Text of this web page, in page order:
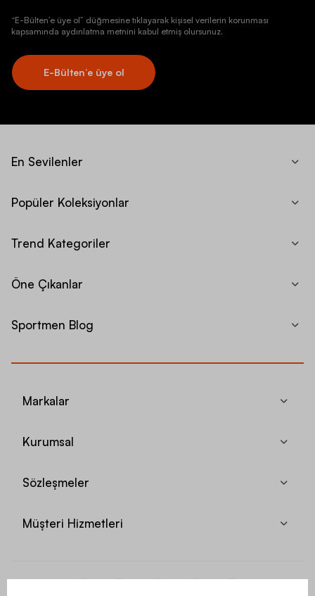
“E-Bülten’e üye ol” düğmesine tıklayarak kişisel verilerin korunması
kapsamında aydınlatma metnini kabul etmiş olursunuz.
E-Bülten’e üye ol
En Sevilenler
Popüler Koleksiyonlar
Trend Kategoriler
Öne Çıkanlar
Sportmen Blog
Markalar
Kurumsal
Sözleşmeler
Müşteri Hizmetleri